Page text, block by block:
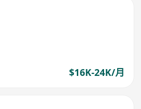
$16K-24K/月